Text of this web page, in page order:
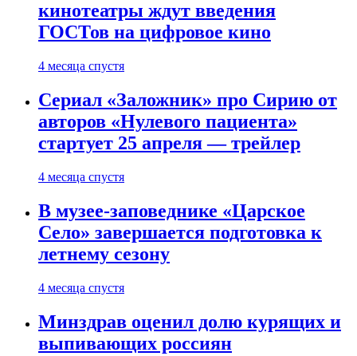
кинотеатры ждут введения
ГОСТов на цифровое кино
4 месяца спустя
Сериал «Заложник» про Сирию от
авторов «Нулевого пациента»
стартует 25 апреля — трейлер
4 месяца спустя
В музее-заповеднике «Царское
Село» завершается подготовка к
летнему сезону
4 месяца спустя
Минздрав оценил долю курящих и
выпивающих россиян